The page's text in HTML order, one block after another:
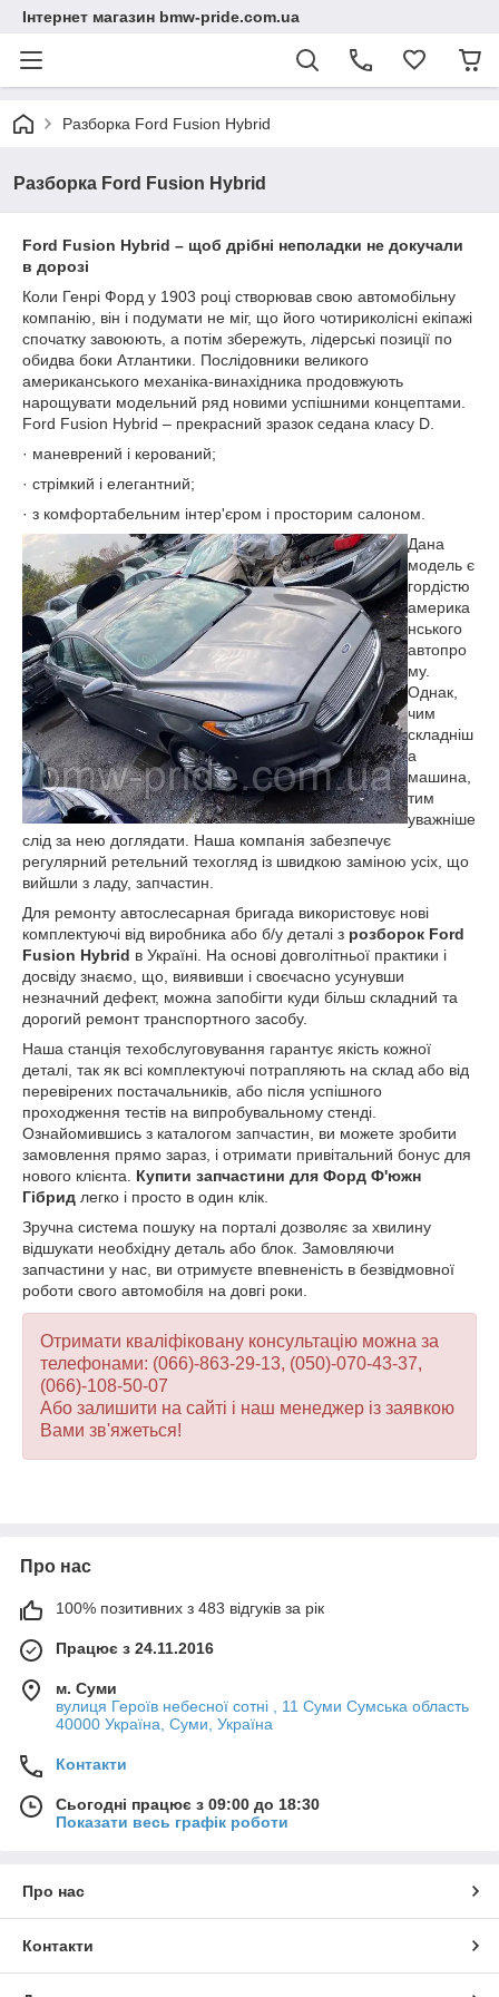
Інтернет магазин bmw-pride.com.ua
Разборка Ford Fusion Hybrid
Разборка Ford Fusion Hybrid
Ford Fusion Hybrid – щоб дрібні неполадки не докучали
в дорозі
Коли Генрі Форд у 1903 році створював свою автомобільну
компанію, він і подумати не міг, що його чотириколісні екіпажі
спочатку завоюють, а потім збережуть, лідерські позиції по
обидва боки Атлантики. Послідовники великого
американського механіка-винахідника продовжують
нарощувати модельний ряд новими успішними концептами.
Ford Fusion Hybrid – прекрасний зразок седана класу D.
· маневрений і керований;
· стрімкий і елегантний;
· з комфортабельним інтер'єром і просторим салоном.
Дана
модель є
гордістю
америка
нського
автопро
му.
Однак,
чим
складніш
а
машина,
тим
уважніше
слід за нею доглядати. Наша компанія забезпечує
регулярний ретельний техогляд із швидкою заміною усіх, що
вийшли з ладу, запчастин.
Для ремонту автослесарная бригада використовує нові
комплектуючі від виробника або б/у деталі з розборок Ford
Fusion Hybrid в Україні. На основі довголітньої практики і
досвіду знаємо, що, виявивши і своєчасно усунувши
незначний дефект, можна запобігти куди більш складний та
дорогий ремонт транспортного засобу.
Наша станція техобслуговування гарантує якість кожної
деталі, так як всі комплектуючі потрапляють на склад або від
перевірених постачальників, або після успішного
проходження тестів на випробувальному стенді.
Ознайомившись з каталогом запчастин, ви можете зробити
замовлення прямо зараз, і отримати привітальний бонус для
нового клієнта. Купити запчастини для Форд Ф'южн
Гібрид легко і просто в один клік.
Зручна система пошуку на порталі дозволяє за хвилину
відшукати необхідну деталь або блок. Замовляючи
запчастини у нас, ви отримуєте впевненість в безвідмовної
роботи свого автомобіля на довгі роки.
Отримати кваліфіковану консультацію можна за
телефонами: (066)-863-29-13, (050)-070-43-37,
(066)-108-50-07
Або залишити на сайті і наш менеджер із заявкою
Вами зв'яжеться!
Про нас
100% позитивних з 483 відгуків за рік
Працює з 24.11.2016
м. Суми
вулиця Героїв небесної сотні , 11 Суми Сумська область
40000 Україна, Суми, Україна
Контакти
Сьогодні працює з 09:00 до 18:30
Показати весь графік роботи
Про нас
Контакти